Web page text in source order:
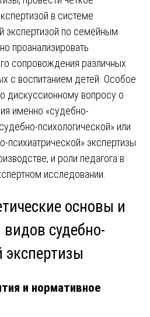
в системе
экспертизой по семейным
проанализировать
сопровождения различных
с воспитанием детей. Особое
дискуссионному вопросу о
именно «судебно-
психологической» или
психиатрической» экспертизы
и роли педагога в
исследовании.
основы и
судебно-
экспертизы
и нормативное